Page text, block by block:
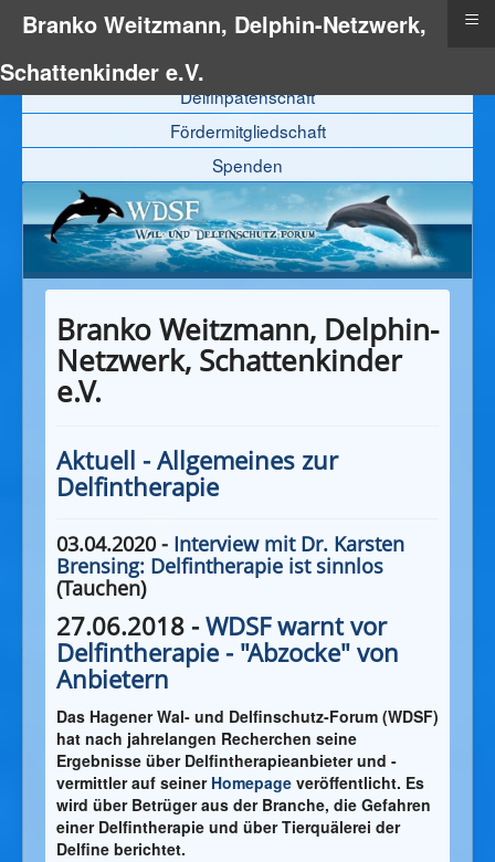
Delfinpatenschaft
Fördermitgliedschaft
Spenden
Branko Weitzmann, Delphin-
Netzwerk, Schattenkinder
e.V.
Aktuell - Allgemeines zur
Delfintherapie
03.04.2020 - Interview mit Dr. Karsten
Brensing: Delfintherapie ist sinnlos
(Tauchen)
27.06.2018 - WDSF warnt vor
Delfintherapie - "Abzocke" von
Anbietern
Das Hagener Wal- und Delfinschutz-Forum (WDSF)
hat nach jahrelangen Recherchen seine
Ergebnisse über Delfintherapieanbieter und -
vermittler auf seiner Homepage veröffentlicht. Es
wird über Betrüger aus der Branche, die Gefahren
einer Delfintherapie und über Tierquälerei der
Delfine berichtet.
Branko Weitzmann, Delphin-Netzwerk,
Schattenkinder e.V.
≡